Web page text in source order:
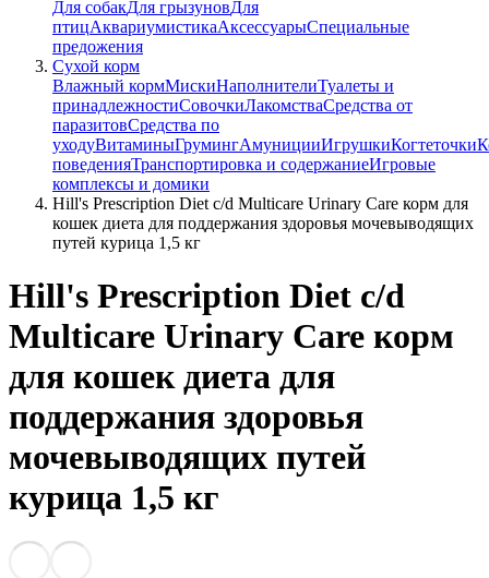
Для собакДля грызуновДля
птицАквариумистикаАксессуарыСпециальные
предожения
Сухой корм
Влажный кормМискиНаполнителиТуалеты и
принадлежностиСовочкиЛакомстваСредства от
паразитовСредства по
уходуВитаминыГрумингАмуницииИгрушкиКогтеточки
поведенияТранспортировка и содержаниеИгровые
комплексы и домики
Hill's Prescription Diet c/d Multicare Urinary Care корм для
кошек диета для поддержания здоровья мочевыводящих
путей курица 1,5 кг
Hill's Prescription Diet c/d
Multicare Urinary Care корм
для кошек диета для
поддержания здоровья
мочевыводящих путей
курица 1,5 кг